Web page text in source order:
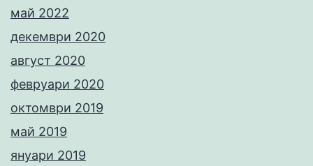
май 2022
декември 2020
август 2020
февруари 2020
октомври 2019
май 2019
януари 2019